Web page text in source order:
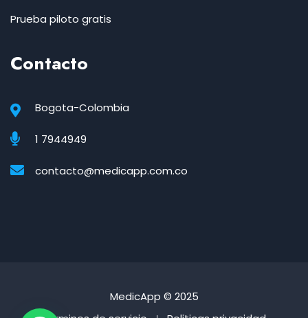
Prueba piloto gratis
Contacto
Bogota-Colombia
1 7944949
contacto@medicapp.com.co
MedicApp © 2025